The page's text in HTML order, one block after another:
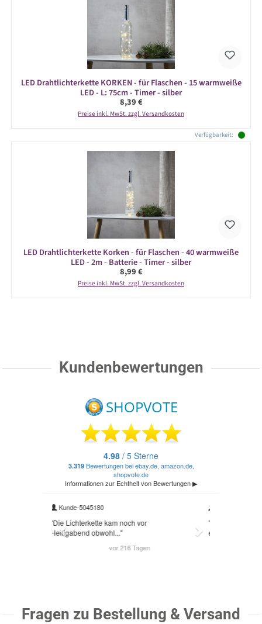
LED Drahtlichterkette KORKEN - für Flaschen - 15 warmweiße
LED - L: 75cm - Timer - silber
Regulärer Preis:
8,39 €
Preise inkl. MwSt. zzgl. Versandkosten
Verfügbarkeit:
LED Drahtlichterkette Korken - für Flaschen - 40 warmweiße
LED - 2m - Batterie - Timer - silber
Regulärer Preis:
8,99 €
Preise inkl. MwSt. zzgl. Versandkosten
Kundenbewertungen
Fragen zu Bestellung & Versand